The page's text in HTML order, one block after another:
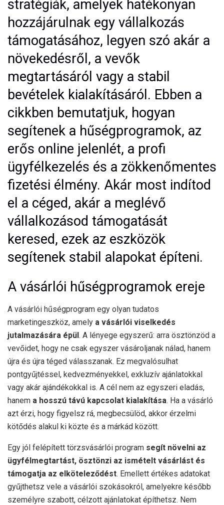
stratégiák, amelyek hatékonyan
hozzájárulnak egy vállalkozás
támogatásához, legyen szó akár a
növekedésről, a vevők
megtartásáról vagy a stabil
bevételek kialakításáról. Ebben a
cikkben bemutatjuk, hogyan
segítenek a hűségprogramok, az
erős online jelenlét, a profi
ügyfélkezelés és a zökkenőmentes
fizetési élmény. Akár most indítod
el a céged, akár a meglévő
vállalkozásod támogatását
keresed, ezek az eszközök
segítenek stabil alapokat építeni.
A vásárlói hűségprogramok ereje
A vásárlói hűségprogram egy olyan tudatos
marketingeszköz, amely a vásárlói viselkedés
jutalmazására épül. A lényege egyszerű: arra ösztönzöd a
vevőidet, hogy ne csak egyszer vásároljanak nálad, hanem
újra és újra téged válasszanak. Ez megvalósulhat
pontgyűjtéssel, kedvezményekkel, exkluzív ajánlatokkal
vagy akár ajándékokkal is. A cél nem az egyszeri eladás,
hanem a hosszú távú kapcsolat kialakítása. Ha a vásárló
azt érzi, hogy figyelsz rá, megbecsülöd, akkor érzelmi
kötődés alakul ki közte és a márkád között.
Egy jól felépített törzsvásárlói program segít növelni az
ügyfélmegtartást, ösztönzi az ismételt vásárlást és
támogatja az elköteleződést. Emellett értékes adatokat
gyűjthetsz vele a vásárlói szokásokról, amelyekre később
személyre szabott, célzott ajánlatokat építhetsz. Nem